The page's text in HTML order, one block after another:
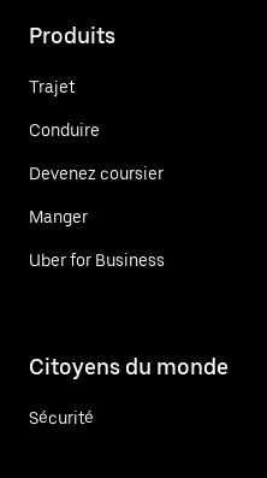
Produits
Trajet
Conduire
Devenez coursier
Manger
Uber for Business
Citoyens du monde
Sécurité